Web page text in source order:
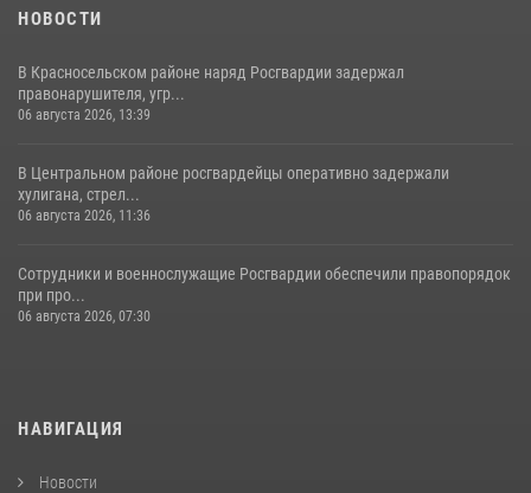
НОВОСТИ
В Красносельском районе наряд Росгвардии задержал
правонарушителя, угр...
06 августа 2026, 13:39
В Центральном районе росгвардейцы оперативно задержали
хулигана, стрел...
06 августа 2026, 11:36
Сотрудники и военнослужащие Росгвардии обеспечили правопорядок
при про...
06 августа 2026, 07:30
НАВИГАЦИЯ
Новости